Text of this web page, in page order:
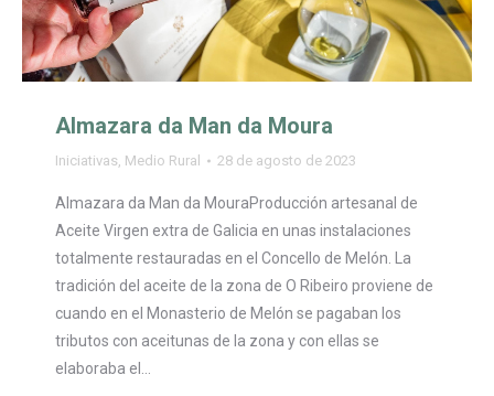
Almazara da Man da Moura
Iniciativas, Medio Rural 28 de agosto de 2023
Almazara da Man da MouraProducción artesanal de
Aceite Virgen extra de Galicia en unas instalaciones
totalmente restauradas en el Concello de Melón. La
tradición del aceite de la zona de O Ribeiro proviene de
cuando en el Monasterio de Melón se pagaban los
tributos con aceitunas de la zona y con ellas se
elaboraba el…